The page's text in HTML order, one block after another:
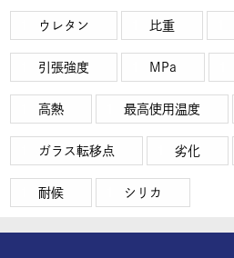
ウレタン 比重
引張強度 MPa
高熱 最高使用温度
ガラス転移点 劣化
耐候 シリカ